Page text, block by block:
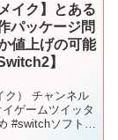
イク】とある
パッケージ問
値上げの可能
】
ク） チャンネル
ゲームツイッタ
#switchソフト